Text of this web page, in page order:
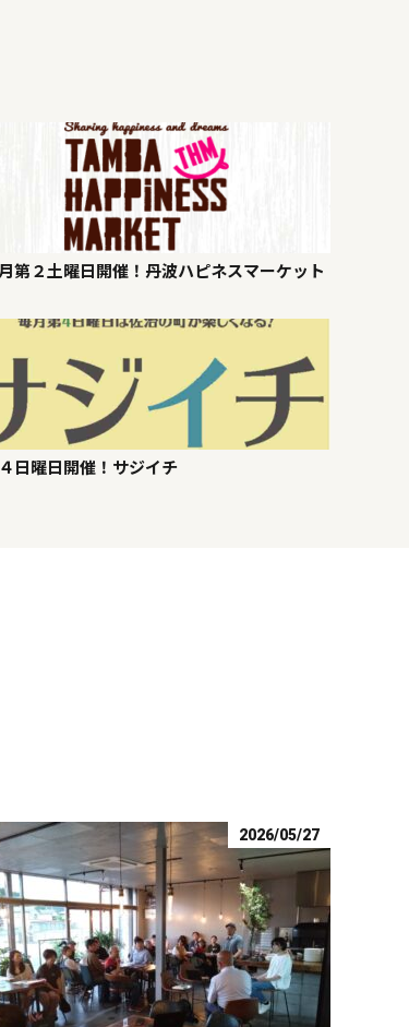
第２土曜日開催！丹波ハピネスマーケット
日曜日開催！サジイチ
2026/05/27